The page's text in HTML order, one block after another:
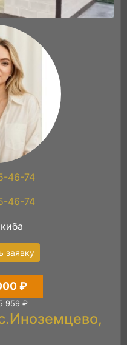
46-74
46-74
заявку
₽
959 ₽